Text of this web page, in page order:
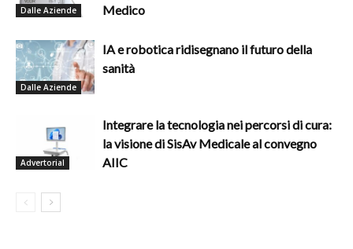
Dalle Aziende
Medico
Dalle Aziende
IA e robotica ridisegnano il futuro della
sanità
Advertorial
Integrare la tecnologia nei percorsi di cura:
la visione di SisAv Medicale al convegno
AIIC